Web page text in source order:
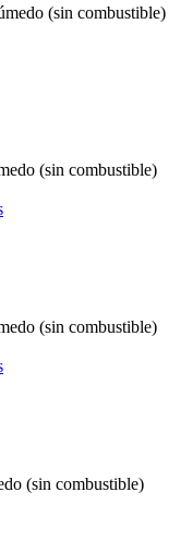
(sin combustible)
(sin combustible)
(sin combustible)
(sin combustible)